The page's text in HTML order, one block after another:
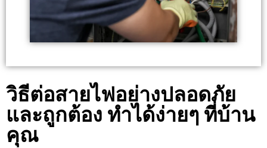
วิธีต่อสายไฟอย่างปลอดภัย
และถูกต้อง ทำได้ง่ายๆ ที่บ้าน
คุณ